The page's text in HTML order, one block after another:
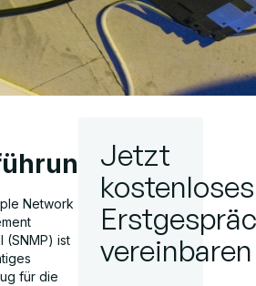
Network
(SNMP) ist
für die
Jetzt
kostenloses
vereinbaren